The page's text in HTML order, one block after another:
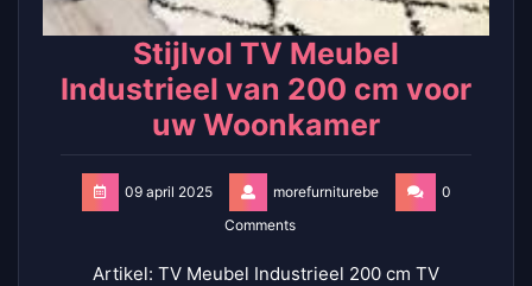
Stijlvol TV Meubel
Industrieel van 200 cm voor
uw Woonkamer
09 april 2025 morefurniturebe
0
Comments
Artikel: TV Meubel Industrieel 200 cm TV